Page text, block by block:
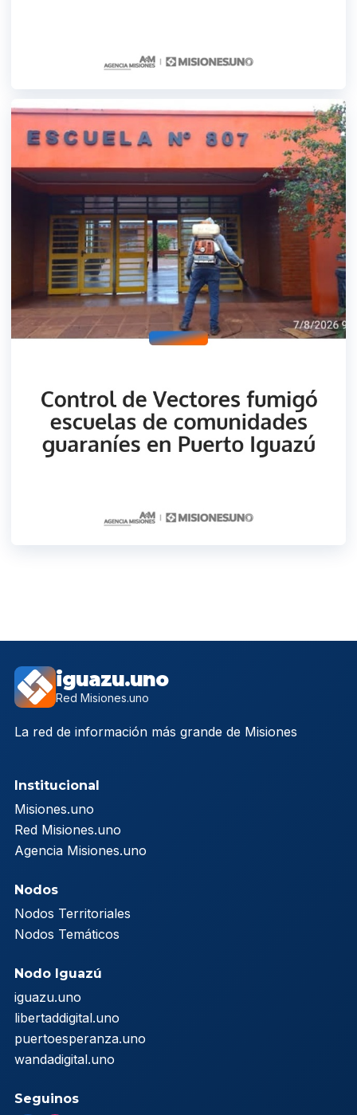
iguazu.uno
Red Misiones.uno
La red de información más grande de Misiones
Institucional
Misiones.uno
Red Misiones.uno
Agencia Misiones.uno
Nodos
Nodos Territoriales
Nodos Temáticos
Nodo Iguazú
iguazu.uno
libertaddigital.uno
puertoesperanza.uno
wandadigital.uno
Seguinos